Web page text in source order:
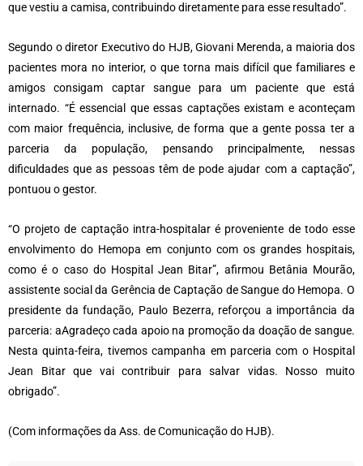
que vestiu a camisa, contribuindo diretamente para esse resultado”.
Segundo o diretor Executivo do HJB, Giovani Merenda, a maioria dos
pacientes mora no interior, o que torna mais difícil que familiares e
amigos consigam captar sangue para um paciente que está
internado. “É essencial que essas captações existam e aconteçam
com maior frequência, inclusive, de forma que a gente possa ter a
parceria da população, pensando principalmente, nessas
dificuldades que as pessoas têm de pode ajudar com a captação”,
pontuou o gestor.
“O projeto de captação intra-hospitalar é proveniente de todo esse
envolvimento do Hemopa em conjunto com os grandes hospitais,
como é o caso do Hospital Jean Bitar”, afirmou Betânia Mourão,
assistente social da Gerência de Captação de Sangue do Hemopa. O
presidente da fundação, Paulo Bezerra, reforçou a importância da
parceria: aAgradeço cada apoio na promoção da doação de sangue.
Nesta quinta-feira, tivemos campanha em parceria com o Hospital
Jean Bitar que vai contribuir para salvar vidas. Nosso muito
obrigado”.
(Com informações da Ass. de Comunicação do HJB).